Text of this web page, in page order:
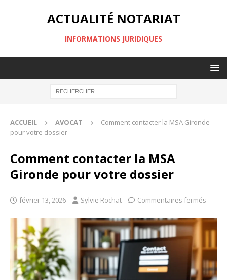
ACTUALITÉ NOTARIAT
INFORMATIONS JURIDIQUES
ACCUEIL AVOCAT
Comment contacter la MSA Gironde
pour votre dossier
Comment contacter la MSA
Gironde pour votre dossier
février 13, 2026 Sylvie Rochat Commentaires fermés